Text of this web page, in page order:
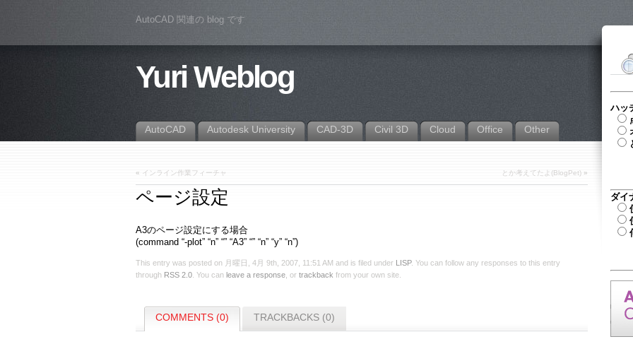
AutoCAD 関連の blog です
Yuri Weblog
AutoCAD Autodesk University CAD-3D Civil 3D Cloud Office Other
« インライン作業フィーチャ とか考えてたよ(BlogPet) »
ページ設定
A3のページ設定にする場合
(command “-plot” “n” “” “A3” “” “n” “y” “n”)
This entry was posted on 月曜日, 4月 9th, 2007, 11:51 AM and is filed under LISP. You can follow any responses to this entry
through RSS 2.0 . You can leave a response , or trackback from your own site.
COMMENTS (0) TRACKBACKS (0)
ハッ
ダイ